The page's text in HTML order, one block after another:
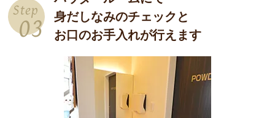
Step
03
身だしなみのチェックと
お口のお手入れが行えます